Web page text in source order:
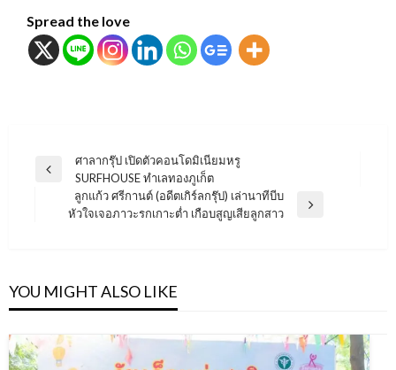
Spread the love
แนะแนว
Previous
ศาลากรุ๊ป เปิดตัวคอนโดมิเนียมหรู
SURFHOUSE ทำเลทองภูเก็ต
Next
ลูกแก้ว ศรีกานต์ (อดีตเกิร์ลกรุ๊ป) เล่านาทีบีบ
หัวใจเจอภาวะรกเกาะต่ำ เกือบสูญเสียลูกสาว
YOU MIGHT ALSO LIKE